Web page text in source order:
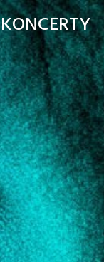
KONCERTY